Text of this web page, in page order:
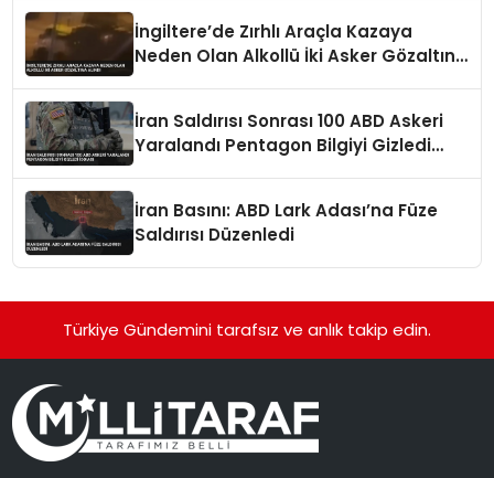
İngiltere’de Zırhlı Araçla Kazaya
Neden Olan Alkollü İki Asker Gözaltına
İran Saldırısı Sonrası 100 ABD Askeri
Yaralandı Pentagon Bilgiyi Gizledi
İran Basını: ABD Lark Adası’na Füze
Saldırısı Düzenledi
Türkiye Gündemini tarafsız ve anlık takip edin.